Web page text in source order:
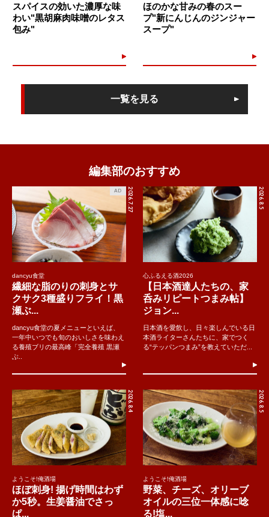
スパイスの効いた濃厚な味
わい"黒胡麻肉味噌のレタス
包み"
ほのかな甘みの春のスー
プ"新にんじんのジンジャー
スープ"
一覧を見る
編集部のおすすめ
2026.7.27
AD
dancyu食堂
繊細な脂のりの刺身とサ
クサク3種盛りフライ！黒
瀬ぶ...
dancyu食堂の夏メニューといえば、
一年中いつでも旬のおいしさを味わえ
る養殖ブリの最高峰「完全養殖 黒瀬
ぶ..
2026.8.5
心ふるえる酒2026
【日本酒達人たちの、家
呑みリピートつまみ帖】
ジョン...
日本酒を愛飲し、日々楽しんでいる日
本酒ライターさんたちに、家でつく
る“テッパンつまみ”を教えていただ...
2026.8.4
ようこそ!俺酒場
ほぼ刺身! 揚げ時間はわず
か5秒。生姜醤油でさっ
ぱ...
2026.8.5
ようこそ!俺酒場
野菜、チーズ、オリーブ
オイルの三位一体感に唸
る!塩...